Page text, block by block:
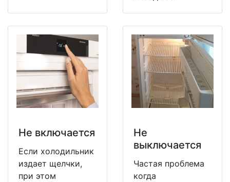
Не включается
Если холодильник
издает щелчки,
при этом
Не
выключается
Частая проблема
когда